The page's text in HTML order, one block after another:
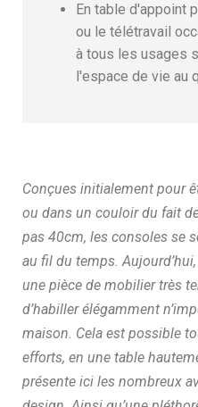
En table d'appoint
ou le télétravail
à tous les usages
l'espace de vie au
Conçues initialement pour
ou dans un couloir du fait
pas 40cm, les consoles se
au fil du temps.
une pièce de mobilier très
d’habiller élégamment
maison. Cela est possible
efforts, en une table
présente ici les nombreux